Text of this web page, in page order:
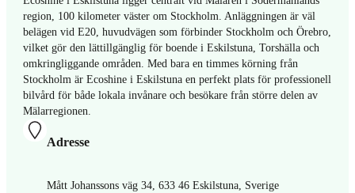
region, 100 kilometer väster om Stockholm. Anläggningen är väl
belägen vid E20, huvudvägen som förbinder Stockholm och Örebro,
vilket gör den lättillgänglig för boende i Eskilstuna, Torshälla och
omkringliggande områden. Med bara en timmes körning från
Stockholm är Ecoshine i Eskilstuna en perfekt plats för professionell
bilvård för både lokala invånare och besökare från större delen av
Mälarregionen.
Adresse
Mått Johanssons väg 34, 633 46 Eskilstuna, Sverige